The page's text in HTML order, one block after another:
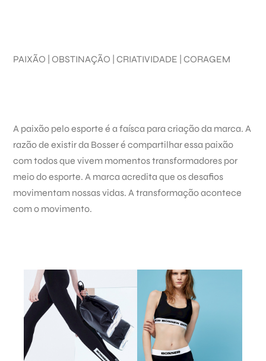
PAIXÃO | OBSTINAÇÃO | CRIATIVIDADE | CORAGEM
A paixão pelo esporte é a faísca para criação da marca. A
razão de existir da Bosser é compartilhar essa paixão
com todos que vivem momentos transformadores por
meio do esporte. A marca acredita que os desafios
movimentam nossas vidas. A transformação acontece
com o movimento.